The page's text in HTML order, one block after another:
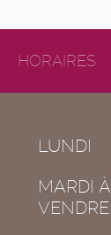
HORAIRES
LUNDI
MARDI À